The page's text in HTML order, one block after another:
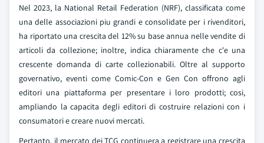
Nel 2023, la National Retail Federation (NRF), classificata come
una delle associazioni piu grandi e consolidate per i rivenditori,
ha riportato una crescita del 12% su base annua nelle vendite di
articoli da collezione; inoltre, indica chiaramente che c'e una
crescente domanda di carte collezionabili. Oltre al supporto
governativo, eventi come Comic-Con e Gen Con offrono agli
editori una piattaforma per presentare i loro prodotti; cosi,
ampliando la capacita degli editori di costruire relazioni con i
consumatori e creare nuovi mercati.
Pertanto, il mercato dei TCG continuera a registrare una crescita